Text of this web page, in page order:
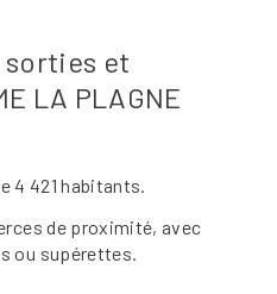
sorties et
LA PLAGNE
4 421 habitants.
de proximité, avec
ou supérettes.